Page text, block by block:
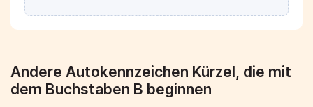
Andere Autokennzeichen Kürzel, die mit
dem Buchstaben B beginnen